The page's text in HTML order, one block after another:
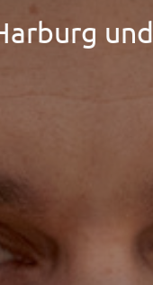
und